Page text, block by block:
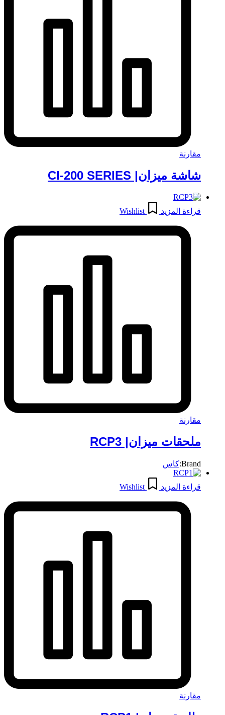
مقارنة
شاشة ميزان| CI-200 SERIES
قراءة المزيد Wishlist
مقارنة
ملحقات ميزان| RCP3
Brand: كاس
قراءة المزيد Wishlist
مقارنة